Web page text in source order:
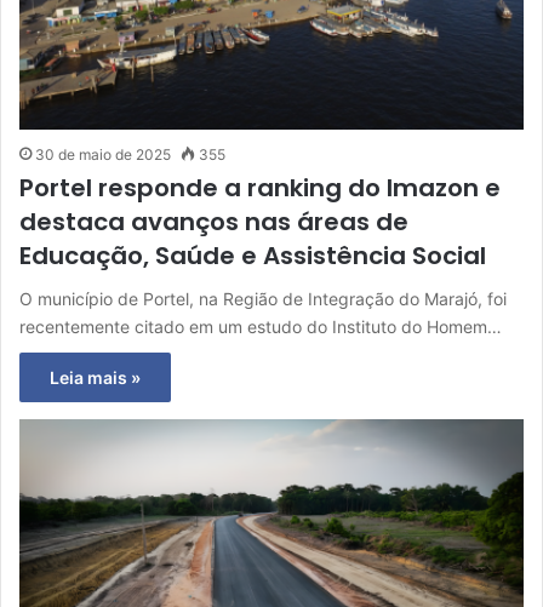
30 de maio de 2025 355
Portel responde a ranking do Imazon e
destaca avanços nas áreas de
Educação, Saúde e Assistência Social
O município de Portel, na Região de Integração do Marajó, foi
recentemente citado em um estudo do Instituto do Homem…
Leia mais »